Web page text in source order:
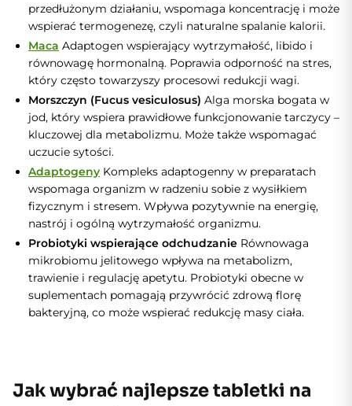
przedłużonym działaniu, wspomaga koncentrację i może
wspierać termogenezę, czyli naturalne spalanie kalorii.
Maca Adaptogen wspierający wytrzymałość, libido i
równowagę hormonalną. Poprawia odporność na stres,
który często towarzyszy procesowi redukcji wagi.
Morszczyn (Fucus vesiculosus) Alga morska bogata w
jod, który wspiera prawidłowe funkcjonowanie tarczycy –
kluczowej dla metabolizmu. Może także wspomagać
uczucie sytości.
Adaptogeny Kompleks adaptogenny w preparatach
wspomaga organizm w radzeniu sobie z wysiłkiem
fizycznym i stresem. Wpływa pozytywnie na energię,
nastrój i ogólną wytrzymałość organizmu.
Probiotyki wspierające odchudzanie Równowaga
mikrobiomu jelitowego wpływa na metabolizm,
trawienie i regulację apetytu. Probiotyki obecne w
suplementach pomagają przywrócić zdrową florę
bakteryjną, co może wspierać redukcję masy ciała.
Jak wybrać najlepsze tabletki na